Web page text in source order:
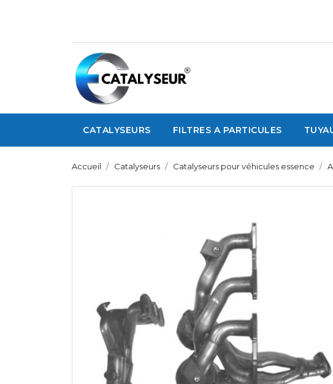
CATALYSEURS FILTRES A PARTICULES
Accueil Catalyseurs Catalyseurs pour véhicules essence